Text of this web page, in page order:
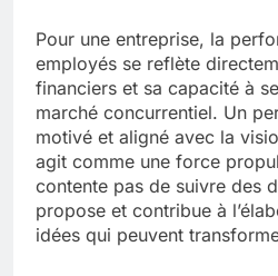
Pour une entreprise, la
employés se reflète
financiers et sa capacité à
marché concurrentiel. Un
motivé et aligné avec la
agit comme une force
contente pas de suivre des
propose et contribue à
idées qui peuvent